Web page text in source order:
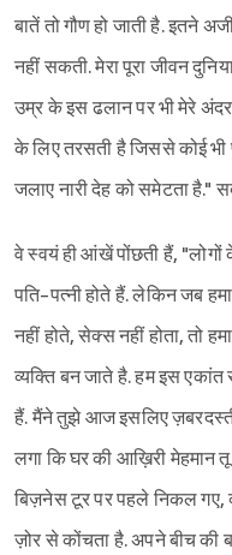
बातें तो गौण हो जाती है. इतने
नहीं सकती. मेरा पूरा जीवन
उम्र के इस ढलान पर भी मेरे
के लिए तरसती है जिससे कोई
जलाए नारी देह को समेटता है."
वे स्वयं ही आंखें पोंछती हैं,
पति-पत्नी होते हैं. लेकिन जब
नहीं होते, सेक्स नहीं होता, तो
व्यक्ति बन जाते है. हम इस
हैं. मैंने तुझे आज इसलिए
लगा कि घर की आख़िरी मेहमान
बिज़नेस टूर पर पहले निकल गए,
ज़ोर से कोंचता है. अपने बीच की